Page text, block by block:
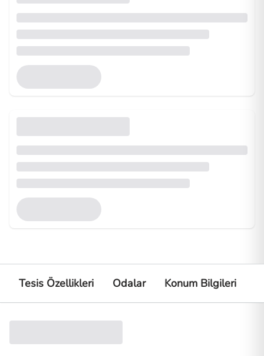
Tesis Özellikleri Odalar Konum Bilgileri